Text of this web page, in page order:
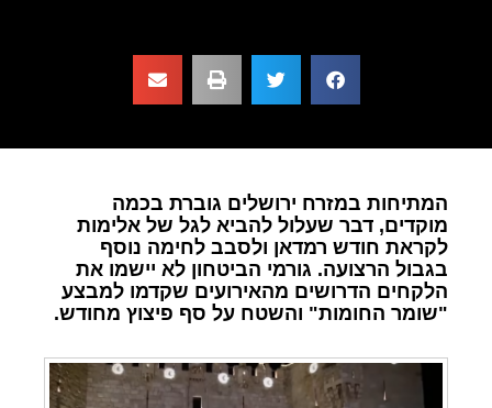
המתיחות במזרח ירושלים גוברת בכמה
מוקדים, דבר שעלול להביא לגל של אלימות
לקראת חודש רמדאן ולסבב לחימה נוסף
בגבול הרצועה. גורמי הביטחון לא יישמו את
הלקחים הדרושים מהאירועים שקדמו למבצע
"שומר החומות" והשטח על סף פיצוץ מחודש.